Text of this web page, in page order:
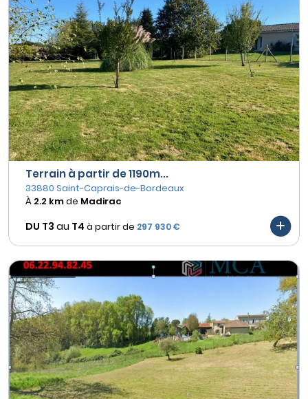
Terrain à partir de 1190m...
33880 Saint-Caprais-de-Bordeaux
À 2.2 kmde Madirac
DU T3 au T4 à partir de 297 930 €